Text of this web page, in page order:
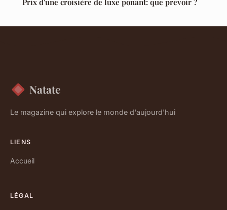
Prix d'une croisière de luxe ponant: que prévoir ?
Natate
Le magazine qui explore le monde d'aujourd'hui
LIENS
Accueil
LÉGAL